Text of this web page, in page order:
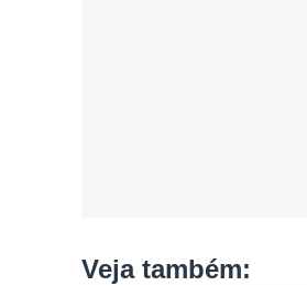
Veja também: